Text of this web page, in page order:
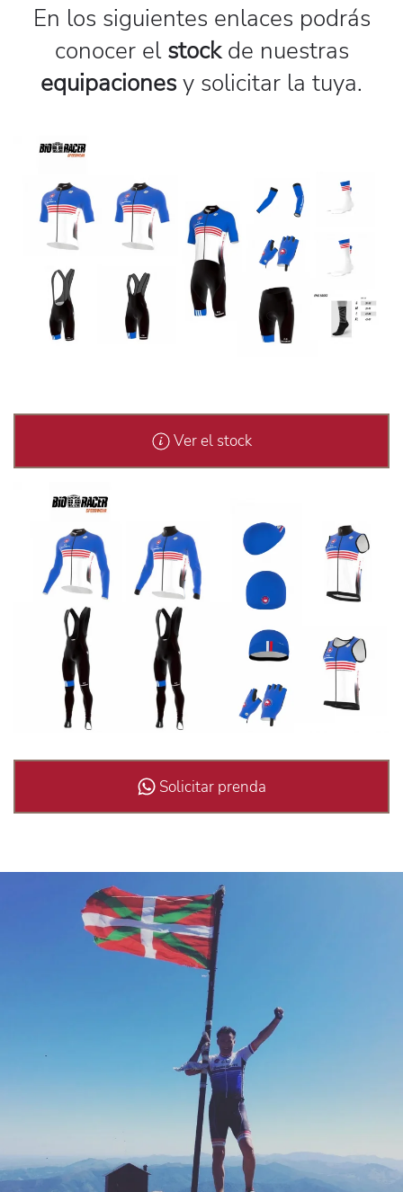
En los siguientes enlaces podrás
conocer el stockde nuestras
equipaciones y solicitar la tuya.
Ver el stock
Solicitar prenda